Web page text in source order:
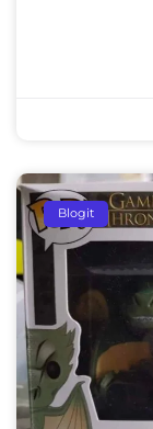
Blogit